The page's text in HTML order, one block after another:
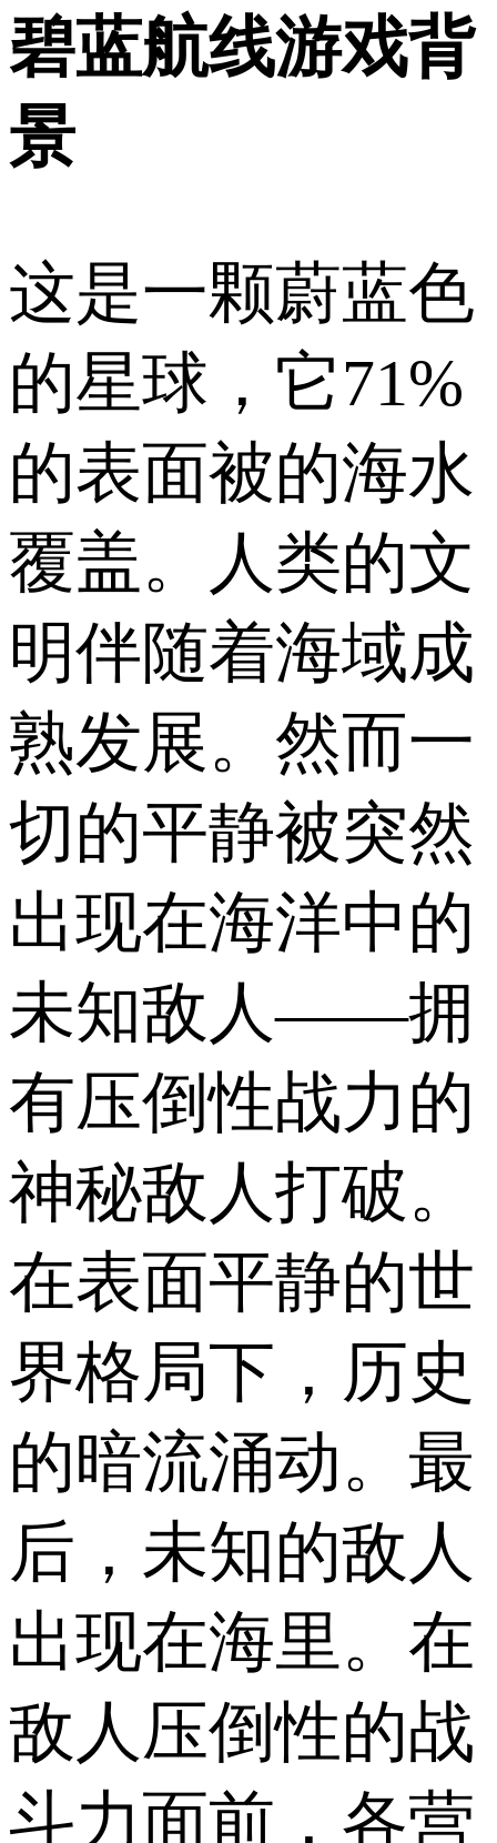
碧蓝航线游戏背
景
这是一颗蔚蓝色
的星球，它71%
的表面被的海水
覆盖。人类的文
明伴随着海域成
熟发展。然而一
切的平静被突然
出现在海洋中的
未知敌人——拥
有压倒性战力的
神秘敌人打破。
在表面平静的世
界格局下，历史
的暗流涌动。最
后，未知的敌人
出现在海里。在
敌人压倒性的战
斗力面前，各营